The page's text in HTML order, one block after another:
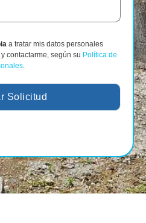
a tratar mis datos personales
contactarme, según su Política de
Solicitud